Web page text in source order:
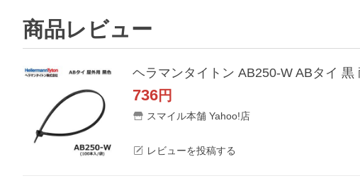
商品レビュー
ヘラマンタイトン AB250-W ABタイ
736円
スマイル本舗 Yahoo!店
レビューを投稿する